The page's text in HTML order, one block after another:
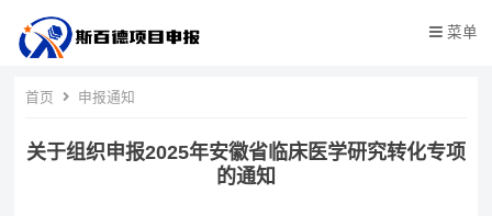
菜单
首页 申报通知
关于组织申报2025年安徽省临床医学研究转化专项
的通知